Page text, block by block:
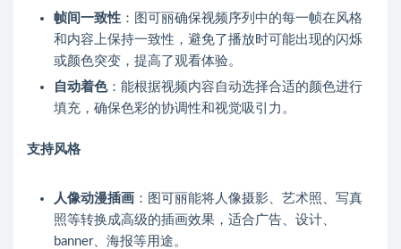
帧间一致性 ：图可丽确保视频序列中的每一帧在风格
和内容上保持一致性，避免了播放时可能出现的闪烁
或颜色突变，提高了观看体验。
自动着色：能根据视频内容自动选择合适的颜色进行
填充，确保色彩的协调性和视觉吸引力。
支持风格
人像动漫插画 ：图可丽能将人像摄影、艺术照、写真
照等转换成高级的插画效果，适合广告、设计、
banner、海报等用途。